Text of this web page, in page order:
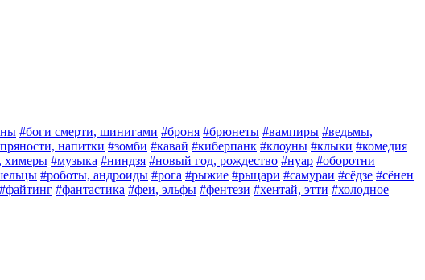
#боги смерти, шинигами #броня #брюнеты #вампиры #ведьмы,
напитки #зомби #кавай #киберпанк #клоуны #клыки #комедия
химеры #музыка #ниндзя #новый год, рождество #нуар #оборотни
#роботы, андроиды #рога #рыжие #рыцари #самураи #сёдзе #сёнен
#файтинг #фантастика #феи, эльфы #фентези #хентай, этти #холодное